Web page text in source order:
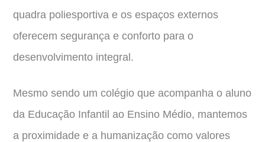
quadra poliesportiva e os espaços externos
oferecem segurança e conforto para o
desenvolvimento integral.
Mesmo sendo um colégio que acompanha o aluno
da Educação Infantil ao Ensino Médio, mantemos
a proximidade e a humanização como valores